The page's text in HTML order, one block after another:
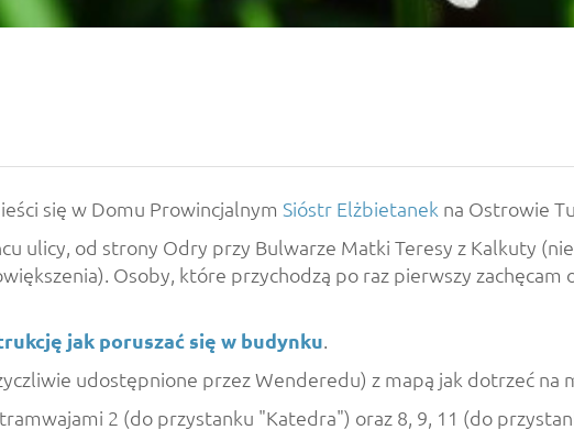
się w Domu Prowincjalnym Sióstr Elżbietanek na Ostrowie
ulicy, od strony Odry przy Bulwarze Matki Teresy z Kalkuty
Osoby, które przychodzą po raz pierwszy
jak poruszać się w budynku.
udostępnione przez Wenderedu) z mapą jak dotrzeć na
2 (do przystanku "Katedra") oraz 8, 9, 11 (do